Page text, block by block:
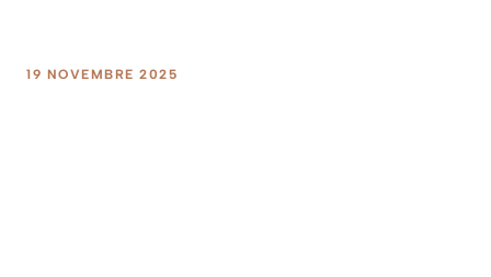
19 NOVEMBRE 2025